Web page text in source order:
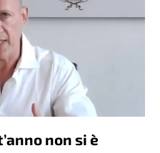
non si è